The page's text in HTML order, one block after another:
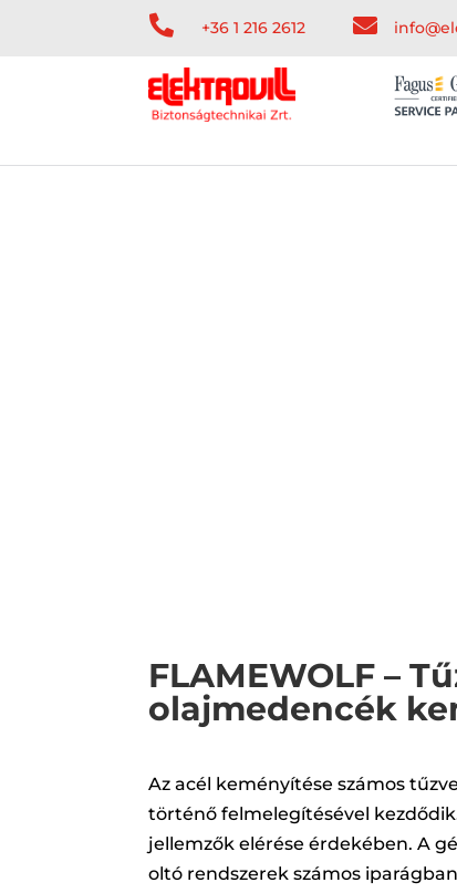
 +36 1 216 2612 
FLAMEWOLF –
olajmedencék
Az acél keményítése számos
történő felmelegítésével
jellemzők elérése érdekében. A
oltó rendszerek számos